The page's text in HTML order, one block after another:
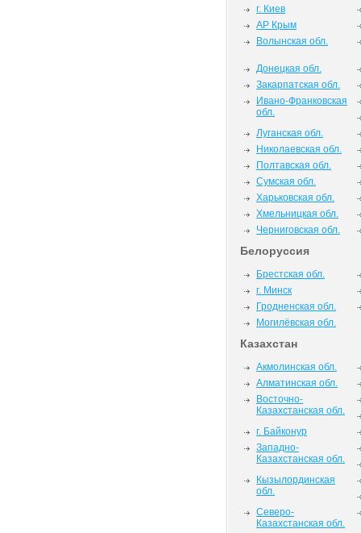
г. Киев
АР Крым
Волынская обл.
Донецкая обл.
Закарпатская обл.
Ивано-Франковская
обл.
Луганская обл.
Николаевская обл.
Полтавская обл.
Сумская обл.
Харьковская обл.
Хмельницкая обл.
Черниговская обл.
Белоруссия
Брестская обл.
г. Минск
Гродненская обл.
Могилёвская обл.
Казахстан
Акмолинская обл.
Алматинская обл.
Восточно-
Казахстанская обл.
г. Байконур
Западно-
Казахстанская обл.
Кызылординская
обл.
Северо-
Казахстанская обл.